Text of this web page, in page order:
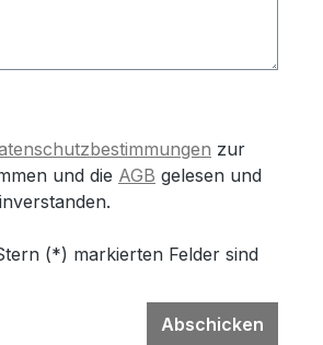
zur
und die AGB gelesen und
(*) markierten Felder sind
Abschicken